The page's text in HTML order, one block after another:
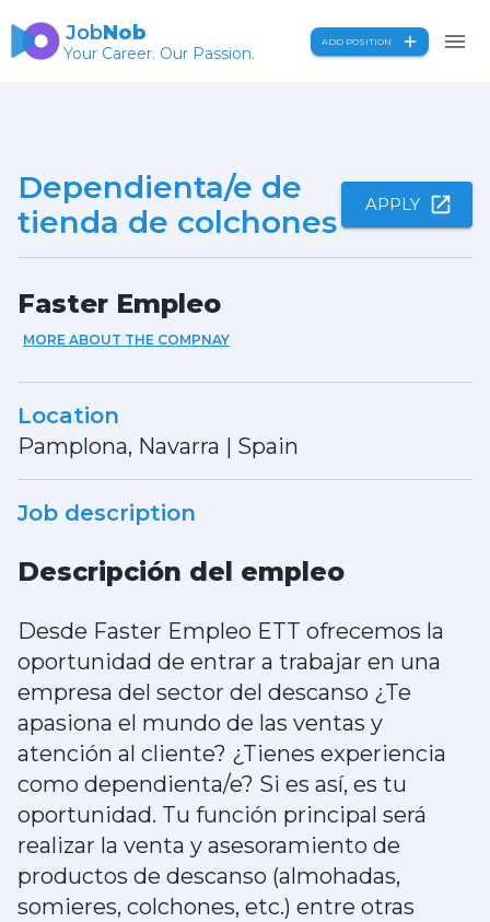
JobNob
Your Career. Our Passion.
ADD POSITION
Dependienta/e de
tienda de colchones
APPLY
Faster Empleo
MORE ABOUT THE COMPNAY
Location
Pamplona, Navarra | Spain
Job description
Descripción del empleo
Desde Faster Empleo ETT ofrecemos la
oportunidad de entrar a trabajar en una
empresa del sector del descanso ¿Te
apasiona el mundo de las ventas y
atención al cliente? ¿Tienes experiencia
como dependienta/e? Si es así, es tu
oportunidad. Tu función principal será
realizar la venta y asesoramiento de
productos de descanso (almohadas,
somieres, colchones, etc.) entre otras